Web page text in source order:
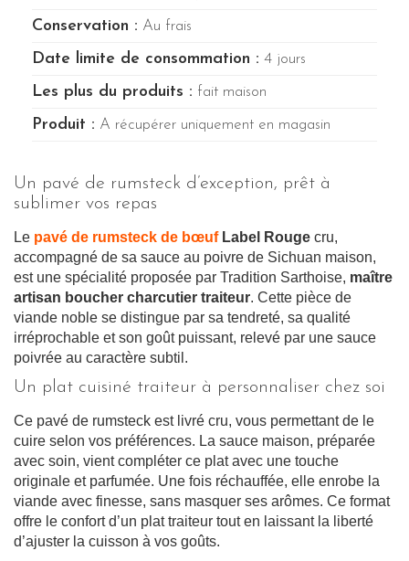
Conservation : Au frais
Date limite de consommation : 4 jours
Les plus du produits : fait maison
Produit : A récupérer uniquement en magasin
Un pavé de rumsteck d’exception, prêt à
sublimer vos repas
Le pavé de rumsteck de bœufLabel Rouge cru,
accompagné de sa sauce au poivre de Sichuan maison,
est une spécialité proposée par Tradition Sarthoise, maître
artisan boucher charcutier traiteur. Cette pièce de
viande noble se distingue par sa tendreté, sa qualité
irréprochable et son goût puissant, relevé par une sauce
poivrée au caractère subtil.
Un plat cuisiné traiteur à personnaliser chez soi
Ce pavé de rumsteck est livré cru, vous permettant de le
cuire selon vos préférences. La sauce maison, préparée
avec soin, vient compléter ce plat avec une touche
originale et parfumée. Une fois réchauffée, elle enrobe la
viande avec finesse, sans masquer ses arômes. Ce format
offre le confort d’un plat traiteur tout en laissant la liberté
d’ajuster la cuisson à vos goûts.